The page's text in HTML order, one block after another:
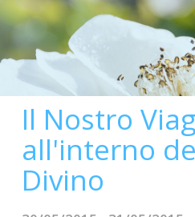
BLOG
PERCORSI
SCHOOL
SHOP
SEMINARI
NEWS
CONTATTI
Il Nostro
all'interno
Divino